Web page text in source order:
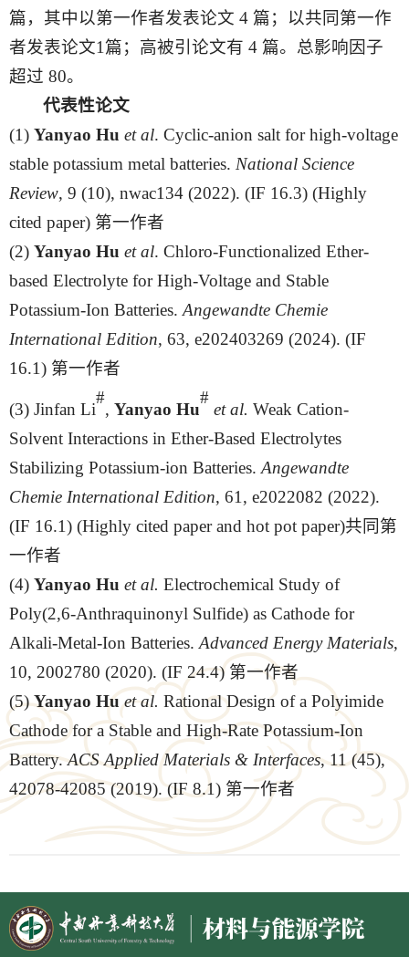
篇，其中以第一作者发表论文 4 篇；以共同第一作
者发表论文1篇；高被引论文有 4 篇。总影响因子
超过 80。
代表性论文
(1) Yanyao Hu et al. Cyclic-anion salt for high-voltage
stable potassium metal batteries. National Science
Review, 9 (10), nwac134 (2022). (IF 16.3) (Highly
cited paper) 第一作者
(2) Yanyao Hu et al. Chloro-Functionalized Ether-
based Electrolyte for High-Voltage and Stable
Potassium-Ion Batteries. Angewandte Chemie
International Edition, 63, e202403269 (2024). (IF
16.1) 第一作者
(3) Jinfan Li
#
, Yanyao Hu
#
et al. Weak Cation-
Solvent Interactions in Ether-Based Electrolytes
Stabilizing Potassium-ion Batteries. Angewandte
Chemie International Edition, 61, e2022082 (2022).
(IF 16.1) (Highly cited paper and hot pot paper)共同第
一作者
(4) Yanyao Hu et al. Electrochemical Study of
Poly(2,6-Anthraquinonyl Sulfide) as Cathode for
Alkali-Metal-Ion Batteries. Advanced Energy Materials,
10, 2002780 (2020). (IF 24.4) 第一作者
(5)Yanyao Hu et al. Rational Design of a Polyimide
Cathode for a Stable and High-Rate Potassium-Ion
Battery.ACS Applied Materials & Interfaces, 11 (45),
42078-42085 (2019). (IF 8.1) 第一作者